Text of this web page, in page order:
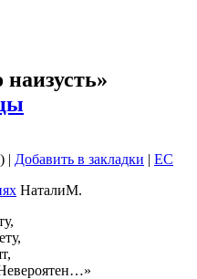
| Добавить в закладки | EC
НаталиМ.